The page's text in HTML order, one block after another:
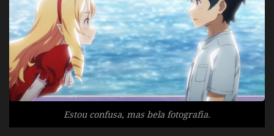
Estou confusa, mas bela fotografia.